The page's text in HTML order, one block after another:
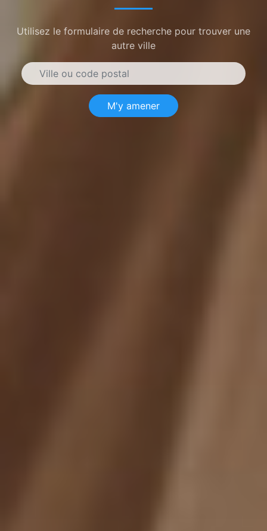
Utilisez le formulaire de recherche pour trouver une
autre ville
M'y amener